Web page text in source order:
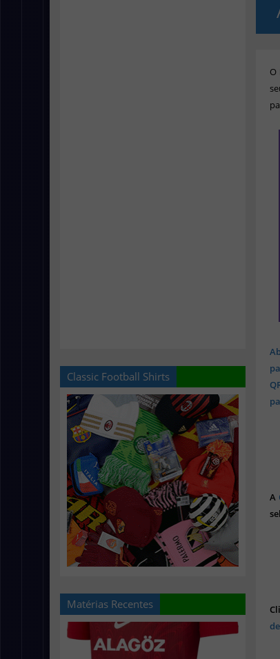
Classic Football Shirts
Matérias Recentes
O
A